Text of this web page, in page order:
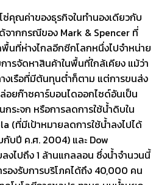
คุณค่าของธุรกิจในทำนองเดียวกับ
จากกรณีของ Mark & Spencer ที่
นที่ห่างไกลอีกซีกโลกหนึ่งไปจำหน่าย
รจัดหาสินค้าในพื้นที่ใกล้เคียง แม้ว่า
งเรือที่มีต้นทุนต่ำก็ตาม แต่การขนส่ง
อยก๊าซคาร์บอนไดออกไซด์อันเป็น
กระจก หรือการลดการใช้น้ำดิบใน
(ที่มีเป้าหมายลดการใช้น้ำลงไปได้
กับปี ค.ศ. 2004) และ Dow
งไปถึง 1 ล้านแกลลอน ซึ่งน้ำจำนวนนี้
รองรับการบริโภคได้ถึง 40,000 คน